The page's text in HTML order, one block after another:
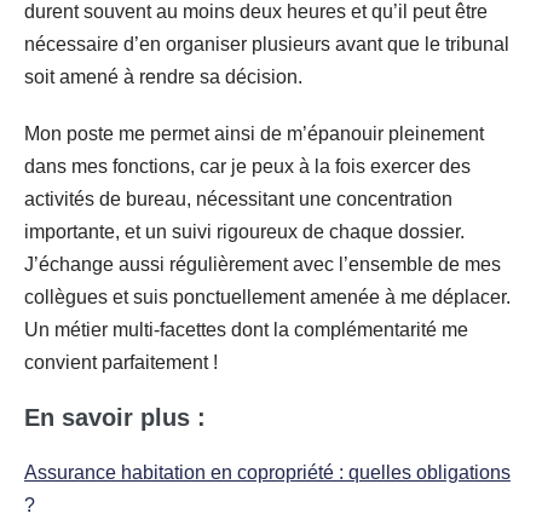
durent souvent au moins deux heures et qu’il peut être
nécessaire d’en organiser plusieurs avant que le tribunal
soit amené à rendre sa décision.
Mon poste me permet ainsi de m’épanouir pleinement
dans mes fonctions, car je peux à la fois exercer des
activités de bureau, nécessitant une concentration
importante, et un suivi rigoureux de chaque dossier.
J’échange aussi régulièrement avec l’ensemble de mes
collègues et suis ponctuellement amenée à me déplacer.
Un métier multi-facettes dont la complémentarité me
convient parfaitement !
En savoir plus :
Assurance habitation en copropriété : quelles obligations
?